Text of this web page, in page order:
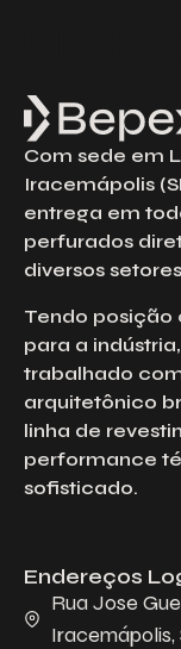
Com sede em
Iracemápolis
entrega em
perfurados
diversos
Tendo
para a
trabalhado
arquitetônico
linha de
performance
sofisticado.
Endereços
Rua Jose
Iracemápolis,
Preencha o
um
disposição
atender às
Nome
Email
Telefone
Empresa
Descreva
que nós
solução.